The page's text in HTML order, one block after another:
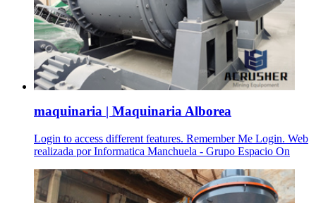
maquinaria | Maquinaria Alborea
Login to access different features. Remember Me Login. Web
realizada por Informatica Manchuela - Grupo Espacio On